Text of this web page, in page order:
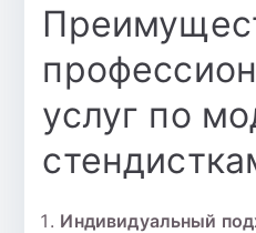
услуг по
Индивидуальный